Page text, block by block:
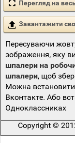
Перегляд на
Завантажити
Пересуваючи
зображення, яку
шпалери на
шпалери, щоб
Можна
Вконтакте. Або
Одноклассниках
Copyright ©